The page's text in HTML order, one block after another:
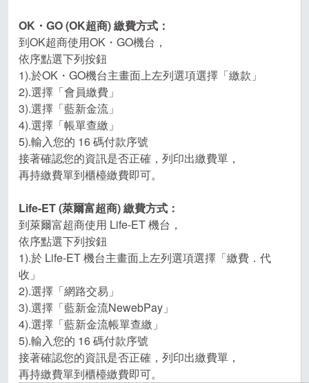
OK・GO (OK超商) 繳費方式：
到OK超商使用OK・GO機台，
依序點選下列按鈕
1).於OK・GO機台主畫面上左列選項選擇「繳款」
2).選擇「會員繳費」
3).選擇「藍新金流」
4).選擇「帳單查繳」
5).輸入您的 16 碼付款序號
接著確認您的資訊是否正確，列印出繳費單，
再持繳費單到櫃檯繳費即可。
Life-ET (萊爾富超商) 繳費方式：
到萊爾富超商使用 Life-ET 機台，
依序點選下列按鈕
1).於 Life-ET 機台主畫面上左列選項選擇「繳費．代
收」
2).選擇「網路交易」
3).選擇「藍新金流NewebPay」
4).選擇「藍新金流帳單查繳」
5).輸入您的 16 碼付款序號
接著確認您的資訊是否正確，列印出繳費單，
再持繳費單到櫃檯繳費即可。